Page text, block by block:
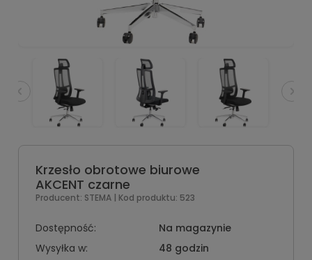
Krzesło obrotowe biurowe
AKCENT czarne
Producent: STEMA | Kod produktu: 523
Dostępność:
Na magazynie
Wysyłka w:
48 godzin